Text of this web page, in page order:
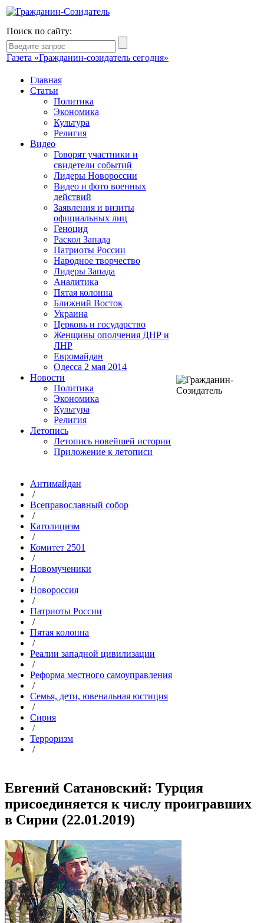
Поиск по сайту:
Газета «Гражданин-созидатель сегодня»
Главная
Статьи
Политика
Экономика
Культура
Религия
Видео
Говорят участники и
свидетели событий
Лидеры Новороссии
Видео и фото военных
действий
Заявления и визиты
официальных лиц
Геноцид
Раскол Запада
Патриоты России
Народное творчество
Лидеры Запада
Аналитика
Пятая колонна
Ближний Восток
Украина
Церковь и государство
Женщины ополчения ДНР и
ЛНР
Евромайдан
Одесса 2 мая 2014
Новости
Политика
Экономика
Культура
Религия
Летопись
Летопись новейшей истории
Приложение к летописи
Антимайдан
/
Всеправославный собор
/
Католицизм
/
Комитет 2501
/
Новомученики
/
Новороссия
/
Патриоты России
/
Пятая колонна
/
Реалии западной цивилизации
/
Реформа местного самоуправления
/
Семья, дети, ювенальная юстиция
/
Сирия
/
Терроризм
/
Евгений Сатановский: Турция
присоединяется к числу проигравших
в Сирии (22.01.2019)